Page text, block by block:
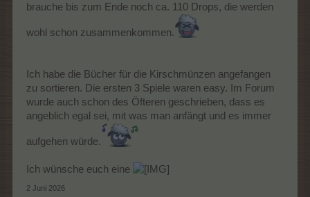
brauche bis zum Ende noch ca. 110 Drops, die werden
wohl schon zusammenkommen.
Ich habe die Bücher für die Kirschmünzen angefangen
zu sortieren. Die ersten 3 Spiele waren easy. Im Forum
wurde auch schon des Öfteren geschrieben, dass es
angeblich egal sei, mit was man anfängt und es immer
aufgehen würde.
Ich wünsche euch eine
2 Juni 2026